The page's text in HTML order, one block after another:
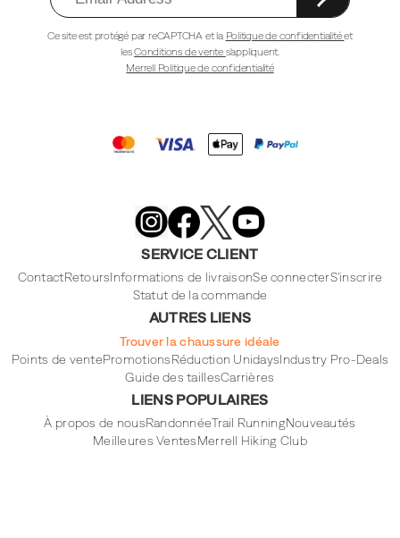
Ce site est protégé par reCAPTCHA et la Politique de confidentialitéet
lesConditions de vente s'appliquent.
Merrell Politique de confidentialité
Footwear
on
Merrell
Footwear
on
Merrell
Footwear
on
X
Footwear
SERVICE CLIENT
ContactRetoursInformations de livraisonSe connecterS'inscrire
Statut de la commande
AUTRES LIENS
Trouver la chaussure idéale
Points de ventePromotionsRéduction UnidaysIndustry Pro-Deals
Guide des taillesCarrières
LIENS POPULAIRES
À propos de nousRandonnéeTrail RunningNouveautés
Meilleures VentesMerrell Hiking Club